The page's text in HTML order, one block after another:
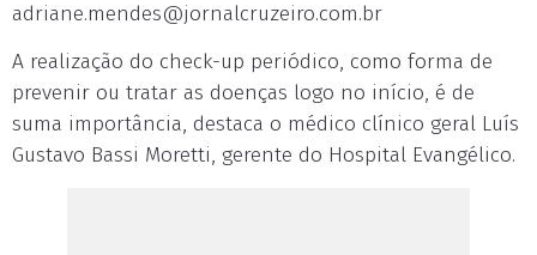
adriane.mendes@jornalcruzeiro.com.br
A realização do check-up periódico, como forma de
prevenir ou tratar as doenças logo no início, é de
suma importância, destaca o médico clínico geral Luís
Gustavo Bassi Moretti, gerente do Hospital Evangélico.